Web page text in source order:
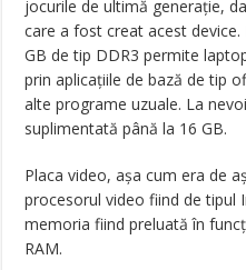
jocurile de ultimă generaţie,
care a fost creat acest
GB de tip DDR3 permite
prin aplicaţiile de bază de tip
alte programe uzuale. La
suplimentată până la 16 GB.
Placa video, aşa cum era de
procesorul video fiind de tipul
memoria fiind preluată în
RAM.